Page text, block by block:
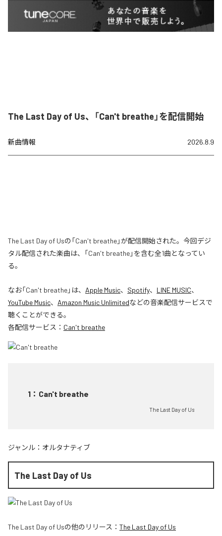
The Last Day of Us、「Can't breathe」を配信開始
新曲情報 2026.8.9
The Last Day of Usの「Can't breathe」が配信開始された。今回デジ
タル配信された楽曲は、「Can't breathe」を含む全1曲となってい
る。
なお「Can't breathe」は、 Apple Music、 Spotify、 LINE MUSIC、
YouTube Music、 Amazon Music Unlimitedなどの音楽配信サービスで
聴くことができる。
各配信サービス： Can't breathe
1 ： Can't breathe
The Last Day of Us
ジャンル： オルタナティブ
The Last Day of Us
The Last Day of Usの他のリリース： The Last Day of Us